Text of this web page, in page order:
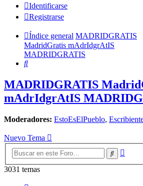
Identificarse
Registrarse
Índice general MADRIDGRATIS
MadridGratis mAdrIdgrAtIS
MADRIDGRATIS
Buscar
MADRIDGRATIS
mAdrIdgrAtIS
Moderadores: EstoEsElPueblo,
Nuevo Tema
Buscar
3031 temas